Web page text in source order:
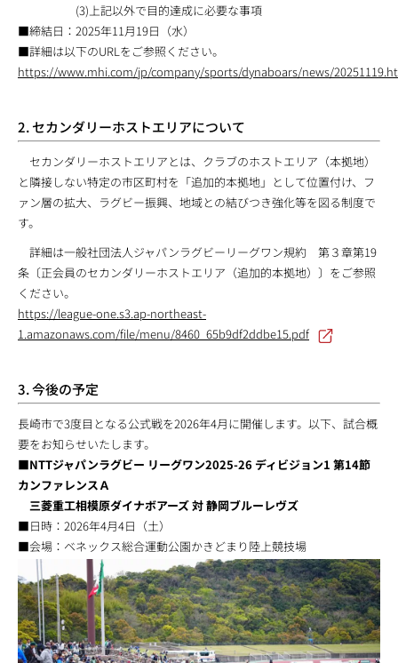
(3)上記以外で目的達成に必要な事項
■締結日：2025年11月19日（水）
■詳細は以下のURLをご参照ください。
https://www.mhi.com/jp/company/sports/dynaboars/news/
2. セカンダリーホストエリアについて
セカンダリーホストエリアとは、クラブのホストエリア（本拠地）
と隣接しない特定の市区町村を「追加的本拠地」として位置付け、フ
ァン層の拡大、ラグビー振興、地域との結びつき強化等を図る制度で
す。
詳細は一般社団法人ジャパンラグビーリーグワン規約 第３章第19
条〔正会員のセカンダリーホストエリア（追加的本拠地）〕をご参照
ください。
https://league-one.s3.ap-northeast-
1.amazonaws.com/file/menu/8460_65b9df2ddbe15.pdf
3. 今後の予定
長崎市で3度目となる公式戦を2026年4月に開催します。以下、試合概
要をお知らせいたします。
■NTTジャパンラグビー リーグワン2025-26 ディビジョン1 第14節
カンファレンスＡ
三菱重工相模原ダイナボアーズ 対 静岡ブルーレヴズ
■日時：2026年4月4日（土）
■会場：ベネックス総合運動公園かきどまり陸上競技場